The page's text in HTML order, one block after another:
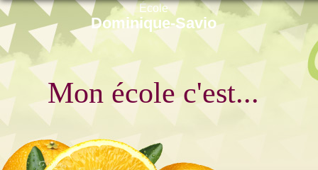
École
Dominique-Savio
Mon école c'est...